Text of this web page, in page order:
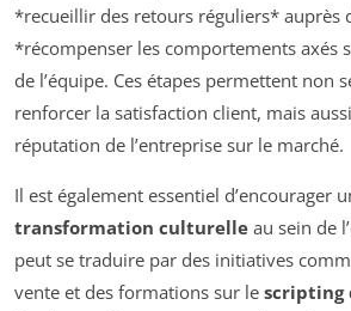
*recueillir des retours réguliers* auprès
*récompenser les comportements axés
de l’équipe. Ces étapes permettent non
renforcer la satisfaction client, mais
réputation de l’entreprise sur le marché.
Il est également essentiel d’encourager
transformation culturelle au sein de
peut se traduire par des initiatives
vente et des formations sur le scripting